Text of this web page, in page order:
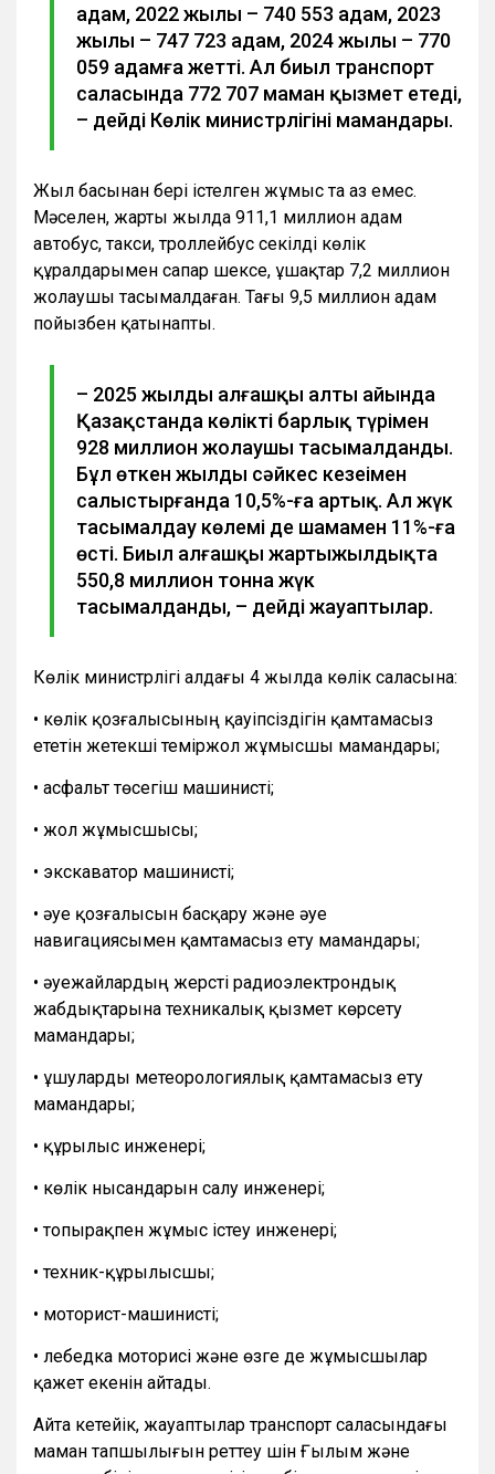
адам, 2022 жылы – 740 553 адам, 2023
жылы – 747 723 адам, 2024 жылы – 770
059 адамға жетті. Ал биыл транспорт
саласында 772 707 маман қызмет етеді,
– дейді Көлік министрлігінің мамандары.
Жыл басынан бері істелген жұмыс та аз емес.
Мәселен, жарты жылда 911,1 миллион адам
автобус, такси, троллейбус секілді көлік
құралдарымен сапар шексе, ұшақтар 7,2 миллион
жолаушы тасымалдаған. Тағы 9,5 миллион адам
пойызбен қатынапты.
– 2025 жылдың алғашқы алты айында
Қазақстанда көліктің барлық түрімен
928 миллион жолаушы тасымалданды.
Бұл өткен жылдың сәйкес кезеңімен
салыстырғанда 10,5%-ға артық. Ал жүк
тасымалдау көлемі де шамамен 11%-ға
өсті. Биыл алғашқы жартыжылдықта
550,8 миллион тонна жүк
тасымалданды, – дейді жауаптылар.
Көлік министрлігі алдағы 4 жылда көлік саласына:
• көлік қозғалысының қауіпсіздігін қамтамасыз
ететін жетекші теміржол жұмысшы мамандары;
• асфальт төсегіш машинисті;
• жол жұмысшысы;
• экскаватор машинисті;
• әуе қозғалысын басқару және әуе
навигациясымен қамтамасыз ету мамандары;
• әуежайлардың жерүсті радиоэлектрондық
жабдықтарына техникалық қызмет көрсету
мамандары;
• ұшуларды метеорологиялық қамтамасыз ету
мамандары;
• құрылыс инженері;
• көлік нысандарын салу инженері;
• топырақпен жұмыс істеу инженері;
• техник-құрылысшы;
• моторист-машинисті;
• лебедка моторисі және өзге де жұмысшылар
қажет екенін айтады.
Айта кетейік, жауаптылар транспорт саласындағы
маман тапшылығын реттеу үшін Ғылым және